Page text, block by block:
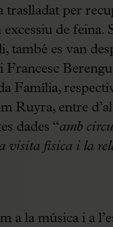
traslladat per
de feina.
també es van
Francesc
Família,
Ruyra, entre
dades “amb
visita física i la
a la música i a